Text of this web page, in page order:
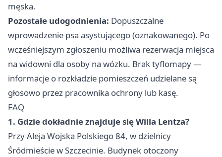
męska.
Pozostałe udogodnienia: Dopuszczalne
wprowadzenie psa asystującego (oznakowanego). Po
wcześniejszym zgłoszeniu możliwa rezerwacja miejsca
na widowni dla osoby na wózku. Brak tyflomapy —
informacje o rozkładzie pomieszczeń udzielane są
głosowo przez pracownika ochrony lub kasę.
FAQ
1. Gdzie dokładnie znajduje się Willa Lentza?
Przy Aleja Wojska Polskiego 84, w dzielnicy
Śródmieście w Szczecinie. Budynek otoczony